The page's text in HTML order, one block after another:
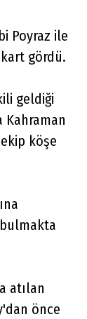
Poyraz ile
gördü.
geldiği
Kahraman
köşe
atılan
önce